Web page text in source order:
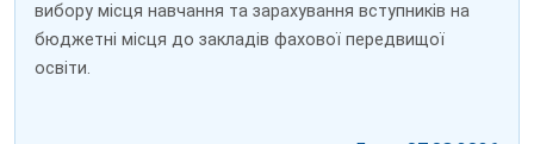
вибору місця навчання та зарахування вступників на
бюджетні місця до закладів фахової передвищої
освіти.